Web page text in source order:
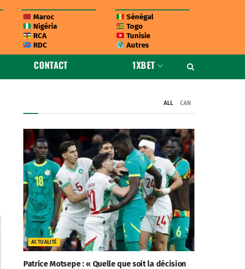
Maroc
Nigéria
RCA
RDC
Sénégal
Togo
Tunisie
Autres
CONTACT 1XBET
ALL CAN
ACTUALITÉ
Patrice Motsepe : « Quelle que soit la décision